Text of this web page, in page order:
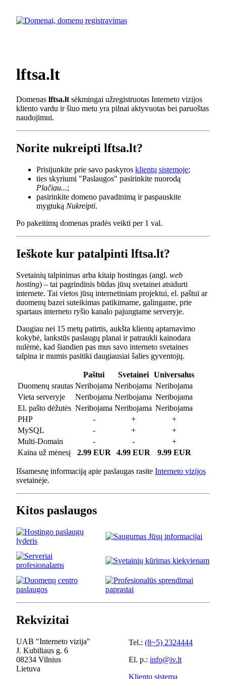
lftsa.lt
Domenas lftsa.lt sėkmingai užregistruotas Interneto vizijos
kliento vardu ir šiuo metu yra pilnai aktyvuotas bei paruoštas
naudojimui.
Norite nukreipti lftsa.lt?
Prisijunkite prie savo paskyros klientų sistemoje;
ties skyriumi "Paslaugos" pasirinkite nuorodą
Plačiau...;
pasirinkite domeno pavadinimą ir paspauskite
mygtuką Nukreipti.
Po pakeitimų domenas pradės veikti per 1 val.
Ieškote kur patalpinti lftsa.lt?
Svetainių talpinimas arba kitaip hostingas (angl. web
hosting) – tai pagrindinis būdas jūsų svetainei atsidurti
internete. Tai vietos jūsų internetiniam projektui, el. paštui ar
duomenų bazei suteikimas patikimame, galingame, prie
spartaus interneto ryšio kanalo pajungtame serveryje.
Daugiau nei 15 metų patirtis, aukšta klientų aptarnavimo
kokybė, lankstūs paslaugų planai ir patraukli kainodara
nulėmė, kad šiandien pas mus savo interneto svetaines
talpina ir mumis pasitiki daugiausiai šalies gyventojų.
Paštui Svetainei
Universalus
Duomenų srautas Neribojama Neribojama Neribojama
Vieta serveryje
Neribojama Neribojama Neribojama
El. pašto dėžutės Neribojama Neribojama Neribojama
PHP
- +
+
MySQL
- +
+
Multi-Domain
- -
+
Kaina už mėnesį
2.99 EUR 4.99 EUR 9.99 EUR
Išsamesnę informaciją apie paslaugas rasite Interneto vizijos
svetainėje.
Kitos paslaugos
Rekvizitai
UAB "Interneto vizija"
J. Kubiliaus g. 6
08234 Vilnius
Lietuva
Tel.: (8~5) 2324444
El. p.: info@iv.lt
Klientų sistema